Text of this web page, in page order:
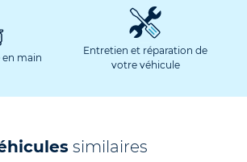
en main
Entretien et réparation de
votre véhicule
similaires